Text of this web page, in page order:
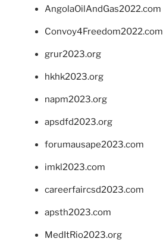
AngolaOilAndGas2022.com
Convoy4Freedom2022.com
grur2023.org
hkhk2023.org
napm2023.org
apsdfd2023.org
forumausape2023.com
imkl2023.com
careerfaircsd2023.com
apsth2023.com
MedItRio2023.org